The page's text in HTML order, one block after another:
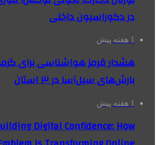
در دکوراسیون داخلی
1 هفته پیش
بارش‌های سیل‌آسا در ۳ استان
1 هفته پیش
Digital Confidence: How